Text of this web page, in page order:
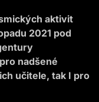
aktivit
2021 pod
nadšené
učitele, tak I pro